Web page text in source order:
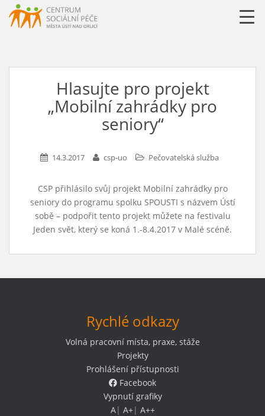
URLLL=http://csp-uo.cz/wp-content/themes/cspuo2=
Hlasujte pro projekt
„Mobilní zahrádky pro
seniory“
14.3.2017 csp-uo Pečovatelská služba
CSP přihlásilo svůj projekt Mobilní zahrádky pro
seniory do programu spolku SPOUSTI s názvem Ústí
sobě – podpořit tento projekt můžete na festivalu
Jeden svět, který se koná 1.-8.4.2017 v Malé scéně.
Rychlé odkazy
Volná pracovní místa, praxe, stáže
Projekty
Prohlášení přístupnosti
Facebook
Vypnutí grafiky
A| A+| A++